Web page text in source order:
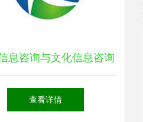
息咨询与文化信息咨询
的双翼齐飞 助力企业与
查看详情